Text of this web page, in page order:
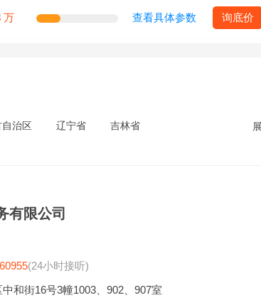
万 查看具体参数 询底价
自治区 辽宁省 吉林省
有限公司
(24小时接听)
和街16号3幢1003、902、907室